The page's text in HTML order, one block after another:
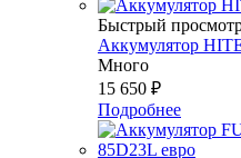
Быстрый
Аккумулятор
Много
15 650 ₽
Подробнее